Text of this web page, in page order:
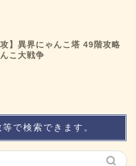
攻】異界にゃんこ塔 49階攻略
こ大戦争
で検索できます。